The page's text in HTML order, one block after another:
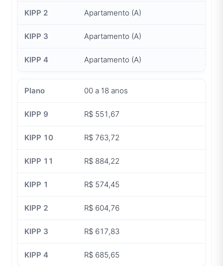
Apartamento (A)
Apartamento (A)
Apartamento (A)
00 a 18 anos
R$ 551,67
R$ 763,72
R$ 884,22
R$ 574,45
R$ 604,76
R$ 617,83
R$ 685,65